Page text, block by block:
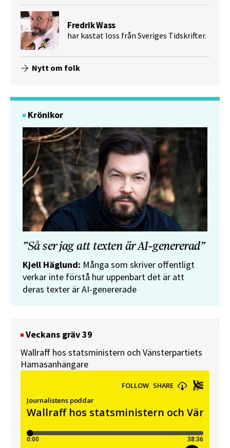
Fredrik Wass
har kastat loss från Sveriges Tidskrifter.
Nytt om folk
Krönikor
”Så ser jag att texten är AI-genererad”
Kjell Häglund: Många som skriver offentligt
verkar inte förstå hur uppenbart det är att
deras texter är AI-genererade
Veckans gräv 39
Wallraff hos statsministern och Vänsterpartiets
Hamasanhängare